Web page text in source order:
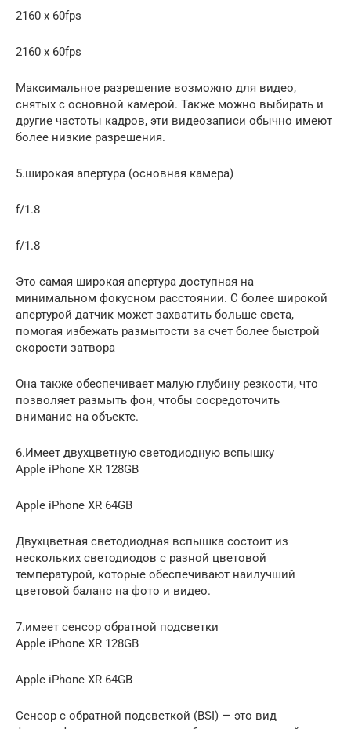
2160 x 60fps
2160 x 60fps
Максимальное разрешение возможно для видео,
снятых с основной камерой. Также можно выбирать и
другие частоты кадров, эти видеозаписи обычно имеют
более низкие разрешения.
5.широкая апертура (основная камера)
f/1.8
f/1.8
Это самая широкая апертура доступная на
минимальном фокусном расстоянии. С более широкой
апертурой датчик может захватить больше света,
помогая избежать размытости за счет более быстрой
скорости затвора
Она также обеспечивает малую глубину резкости, что
позволяет размыть фон, чтобы сосредоточить
внимание на объекте.
6.Имеет двухцветную светодиодную вспышку
Apple iPhone XR 128GB
Apple iPhone XR 64GB
Двухцветная светодиодная вспышка состоит из
нескольких светодиодов с разной цветовой
температурой, которые обеспечивают наилучший
цветовой баланс на фото и видео.
7.имеет сенсор обратной подсветки
Apple iPhone XR 128GB
Apple iPhone XR 64GB
Сенсор с обратной подсветкой (BSI) — это вид